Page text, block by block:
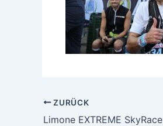
ZURÜCK
Limone EXTREME SkyRace